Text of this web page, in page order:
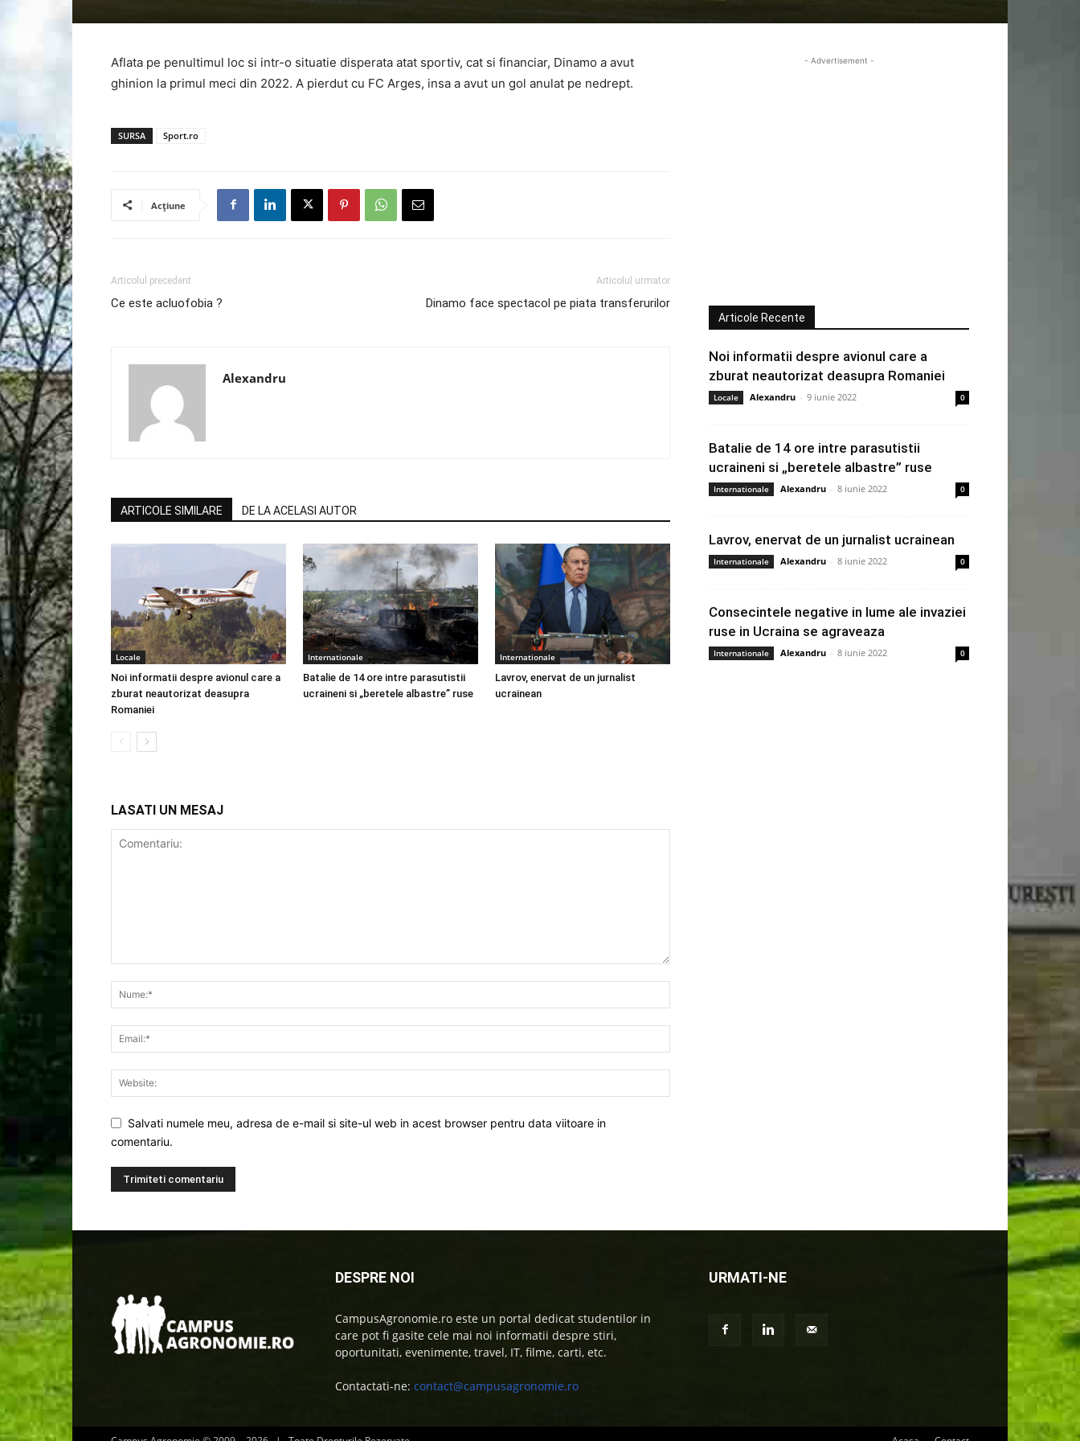
Aflata pe penultimul loc si intr-o situatie disperata atat sportiv, cat si financiar, Dinamo a avut
ghinion la primul meci din 2022. A pierdut cu FC Arges, insa a avut un gol anulat pe nedrept.
SURSA Sport.ro
Acțiune
Articolul precedent
Ce este acluofobia ?
Articolul urmator
Dinamo face spectacol pe piata transferurilor
Alexandru
ARTICOLE SIMILARE DE LA ACELASI AUTOR
Locale
Noi informatii despre avionul care a
zburat neautorizat deasupra
Romaniei
Internationale
Batalie de 14 ore intre parasutistii
ucraineni si „beretele albastre” ruse
Internationale
Lavrov, enervat de un jurnalist
ucrainean
LASATI UN MESAJ
Salvati numele meu, adresa de e-mail si site-ul web in acest browser pentru data viitoare in
comentariu.
- Advertisement -
Articole Recente
Noi informatii despre avionul care a
zburat neautorizat deasupra Romaniei
Locale Alexandru - 9 iunie 2022 0
Batalie de 14 ore intre parasutistii
ucraineni si „beretele albastre” ruse
Internationale Alexandru - 8 iunie 2022 0
Lavrov, enervat de un jurnalist ucrainean
Internationale Alexandru - 8 iunie 2022 0
Consecintele negative in lume ale invaziei
ruse in Ucraina se agraveaza
Internationale Alexandru - 8 iunie 2022 0
DESPRE NOI
CampusAgronomie.ro este un portal dedicat studentilor in
care pot fi gasite cele mai noi informatii despre stiri,
oportunitati, evenimente, travel, IT, filme, carti, etc.
Contactati-ne: contact@campusagronomie.ro
URMATI-NE